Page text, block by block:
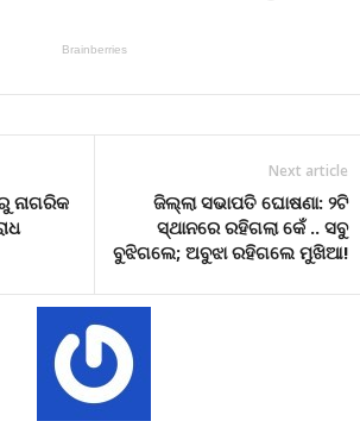
ନାଗରିକ
Next article
ଜିଲ୍ଲା ସଭାପତି ଘୋଷଣା: ୨ଟି
ସ୍ଥାନରେ ରହିଗଲା କେଁ .. ସବୁ
ବୁଝିଗଲେ; ଅବୁଝା ରହିଗଲେ ମୁଖିଆ!